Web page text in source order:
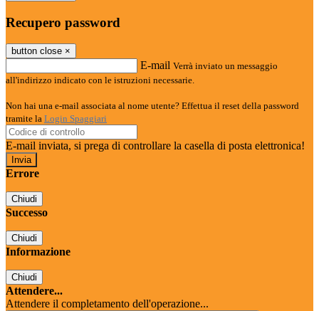
Recupero password
button close ×
E-mail Verrà inviato un messaggio
all'indirizzo indicato con le istruzioni necessarie.
Non hai una e-mail associata al nome utente? Effettua il reset della password
tramite la Login Spaggiari
E-mail inviata, si prega di controllare la casella di posta elettronica!
Errore
Chiudi
Successo
Chiudi
Informazione
Chiudi
Attendere...
Attendere il completamento dell'operazione...